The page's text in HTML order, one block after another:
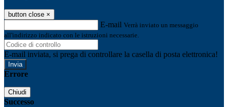
button close ×
E-mail Verrà inviato un messaggio
all'indirizzo indicato con le istruzioni necessarie.
E-mail inviata, si prega di controllare la casella di posta elettronica!
Errore
Chiudi
Successo